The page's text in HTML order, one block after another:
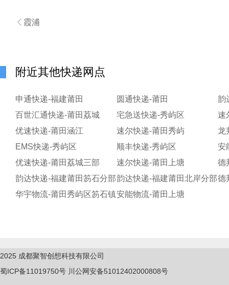
 霞浦
附近其他快递网点
申通快递-福建莆田 圆通快递-莆田
韵
百世汇通快递-莆田荔城
宅急送快递-秀屿区
速
优速快递-莆田涵江
速尔快递-莆田秀屿
龙
EMS快递-秀屿区
顺丰快递-秀屿区
安
优速快递-莆田荔城三部
速尔快递-莆田上塘
韵达快递-福建莆田笏石分部韵达快递-福建莆田北岸分部
华宇物流-莆田秀屿区笏石镇安能物流-莆田上塘
2025 成都聚智创想科技有限公司
蜀ICP备11019750号 川公网安备51012402000808号